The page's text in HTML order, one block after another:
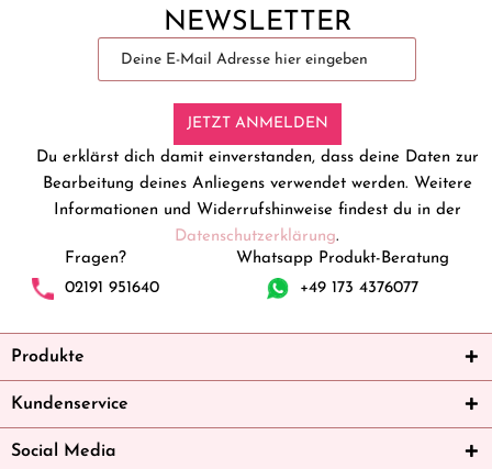
NEWSLETTER
JETZT ANMELDEN
Du erklärst dich damit einverstanden, dass deine Daten zur
Bearbeitung deines Anliegens verwendet werden. Weitere
Informationen und Widerrufshinweise findest du in der
Datenschutzerklärung.
Fragen?
02191 951640
Whatsapp Produkt-Beratung
+49 173 4376077
Produkte
Kundenservice
Social Media